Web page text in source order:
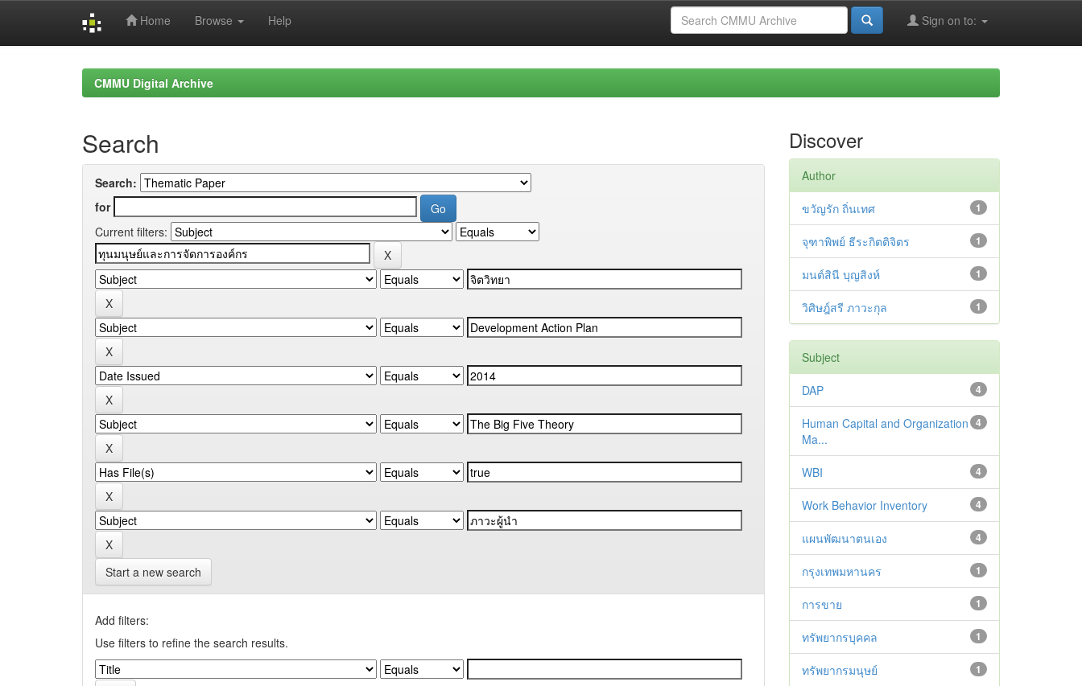
Home Browse Help Sign on to:
CMMU Digital Archive
Search
Search:
for
Current filters:
Start a new search
Add filters:
Use filters to refine the search results.
Discover
Author
1
ขวัญรัก ถิ่นเทศ
1
จุฑาพิพย์ ธีระกิตติจิตร
1
มนต์สินี บุญสิงห์
1
วิศิษฎ์สรี ภาวะกุล
Subject
4
DAP
4
Human Capital and Organization
Ma...
4
WBI
4
Work Behavior Inventory
4
แผนพัฒนาตนเอง
1
กรุงเทพมหานคร
1
การขาย
1
ทรัพยากรบุคคล
1
ทรัพยากรมนุษย์